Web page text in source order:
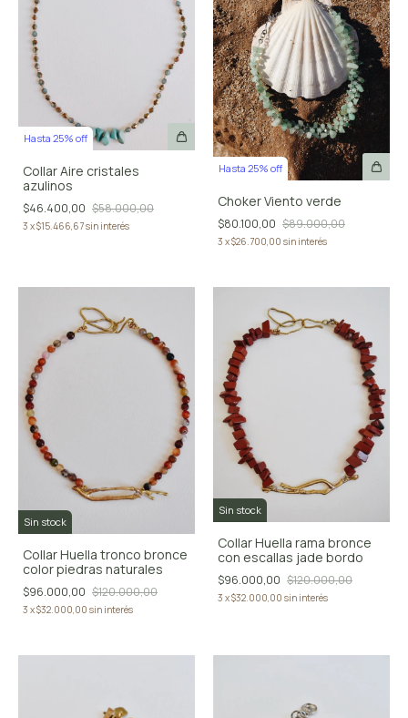
Hasta 25% off
Collar Aire cristales
azulinos
$46.400,00 $58.000,00
3 x$15.466,67sin interés
Hasta 25% off
Choker Viento verde
$80.100,00 $89.000,00
3 x$26.700,00 sin interés
Sin stock
Collar Huella tronco bronce
color piedras naturales
$96.000,00 $120.000,00
3 x$32.000,00 sin interés
Sin stock
Collar Huella rama bronce
con escallas jade bordo
$96.000,00 $120.000,00
3 x$32.000,00 sin interés